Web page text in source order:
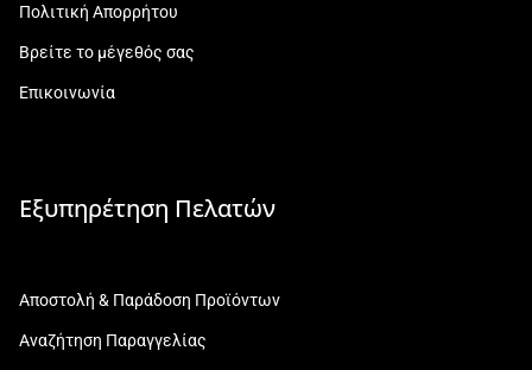
Πολιτική Απορρήτου
Βρείτε το μέγεθός σας
Επικοινωνία
Εξυπηρέτηση Πελατών
Αποστολή & Παράδοση Προϊόντων
Αναζήτηση Παραγγελίας